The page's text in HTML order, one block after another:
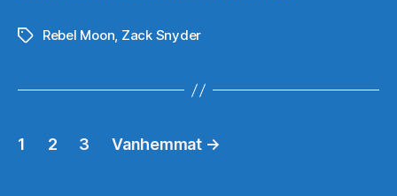
Avainsanat
Rebel Moon, Zack Snyder
Artikkelien
1 2 3 Vanhemmat →